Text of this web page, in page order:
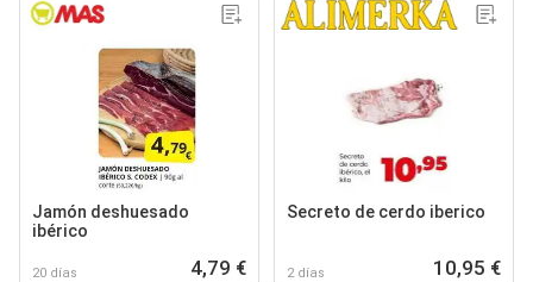
Jamón deshuesado
ibérico
20 días 4,79 €
Secreto de cerdo iberico
2 días 10,95 €